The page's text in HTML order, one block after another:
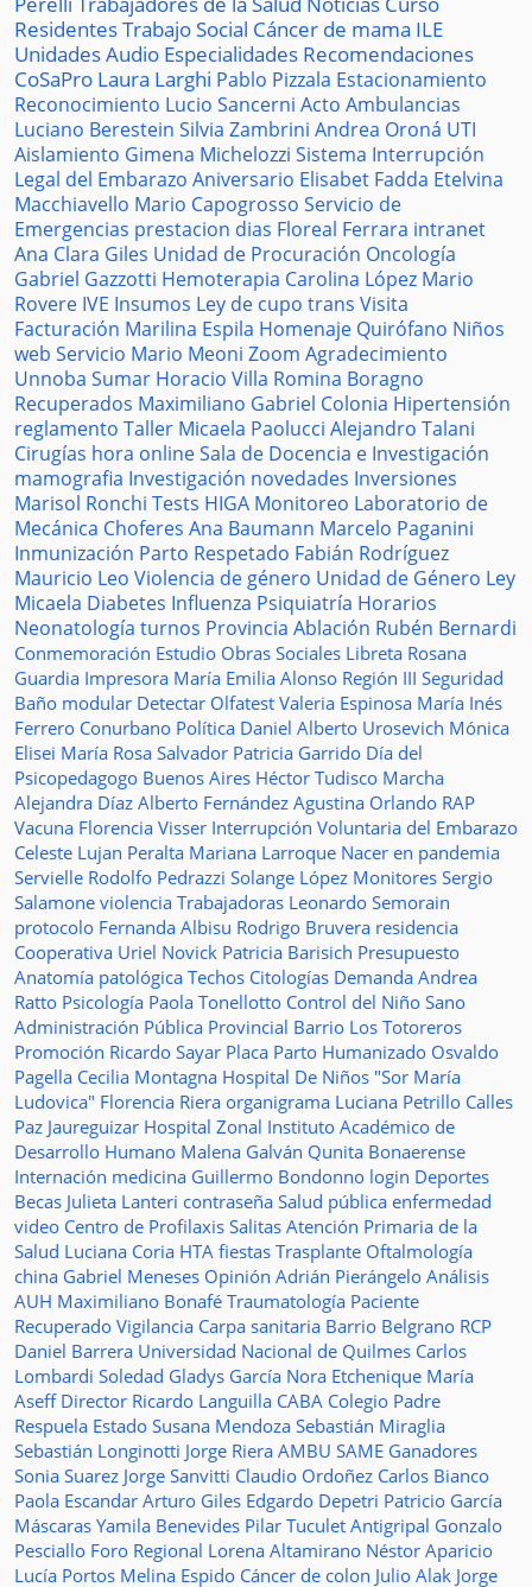
ResidentesTrabajo Social Cáncer de mama ILE
UnidadesAudio Especialidades Recomendaciones
CoSaPro Laura Larghi Pablo Pizzala Estacionamiento
Reconocimiento Lucio Sancerni Acto Ambulancias
Luciano Berestein Silvia Zambrini Andrea Oroná UTI
Aislamiento Gimena Michelozzi Sistema Interrupción
Legal del Embarazo Aniversario Elisabet Fadda Etelvina
Macchiavello Mario Capogrosso Servicio de
Emergencias prestacion dias Floreal Ferrara intranet
Ana Clara Giles Unidad de Procuración Oncología
Gabriel Gazzotti Hemoterapia Carolina López Mario
Rovere IVE Insumos Ley de cupo trans Visita
Facturación Marilina Espila Homenaje Quirófano Niños
web Servicio Mario Meoni Zoom Agradecimiento
Unnoba Sumar Horacio Villa Romina Boragno
Recuperados Maximiliano Gabriel Colonia Hipertensión
reglamento Taller Micaela Paolucci Alejandro Talani
Cirugías hora onlineSala de Docencia e Investigación
mamografia Investigación novedades Inversiones
Marisol Ronchi Tests HIGA Monitoreo Laboratorio de
Mecánica Choferes Ana Baumann Marcelo Paganini
Inmunización Parto Respetado Fabián Rodríguez
Mauricio Leo Violencia de género Unidad de Género Ley
Micaela Diabetes Influenza Psiquiatría Horarios
Neonatología turnos Provincia Ablación Rubén Bernardi
Conmemoración Estudio Obras Sociales Libreta Rosana
Guardia Impresora María Emilia Alonso Región III Seguridad
Baño modular Detectar Olfatest Valeria Espinosa María Inés
Ferrero Conurbano Política Daniel Alberto Urosevich Mónica
Elisei María Rosa Salvador Patricia Garrido Día del
Psicopedagogo Buenos Aires Héctor Tudisco Marcha
Alejandra Díaz Alberto Fernández Agustina Orlando RAP
Vacuna Florencia Visser Interrupción Voluntaria del Embarazo
Celeste Lujan Peralta Mariana Larroque Nacer en pandemia
Servielle Rodolfo Pedrazzi Solange López Monitores Sergio
Salamone violencia Trabajadoras Leonardo Semorain
protocolo Fernanda Albisu Rodrigo Bruvera residencia
Cooperativa Uriel Novick Patricia Barisich Presupuesto
Anatomía patológica Techos Citologías Demanda Andrea
Ratto Psicología Paola Tonellotto Control del Niño Sano
Administración Pública Provincial Barrio Los Totoreros
Promoción Ricardo Sayar Placa Parto Humanizado Osvaldo
Pagella Cecilia Montagna Hospital De Niños "Sor María
Ludovica" Florencia Riera organigrama Luciana Petrillo Calles
Paz Jaureguizar Hospital Zonal Instituto Académico de
Desarrollo Humano Malena Galván Qunita Bonaerense
Internación medicina Guillermo Bondonno login Deportes
Becas Julieta Lanteri contraseña Salud pública enfermedad
video Centro de Profilaxis Salitas Atención Primaria de la
Salud Luciana Coria HTA fiestas Trasplante Oftalmología
china Gabriel Meneses Opinión Adrián Pierángelo Análisis
AUH Maximiliano Bonafé Traumatología Paciente
Recuperado Vigilancia Carpa sanitaria Barrio Belgrano RCP
Daniel Barrera Universidad Nacional de Quilmes Carlos
Lombardi Soledad Gladys García Nora Etchenique María
Aseff Director Ricardo Languilla CABA Colegio Padre
Respuela Estado Susana Mendoza Sebastián Miraglia
Sebastián Longinotti Jorge Riera AMBU SAME Ganadores
Sonia Suarez Jorge Sanvitti Claudio Ordoñez Carlos Bianco
Paola Escandar Arturo Giles Edgardo Depetri Patricio García
Máscaras Yamila Benevides Pilar Tuculet Antigripal Gonzalo
Pesciallo Foro Regional Lorena Altamirano Néstor Aparicio
Lucía Portos Melina Espido Cáncer de colon Julio Alak Jorge